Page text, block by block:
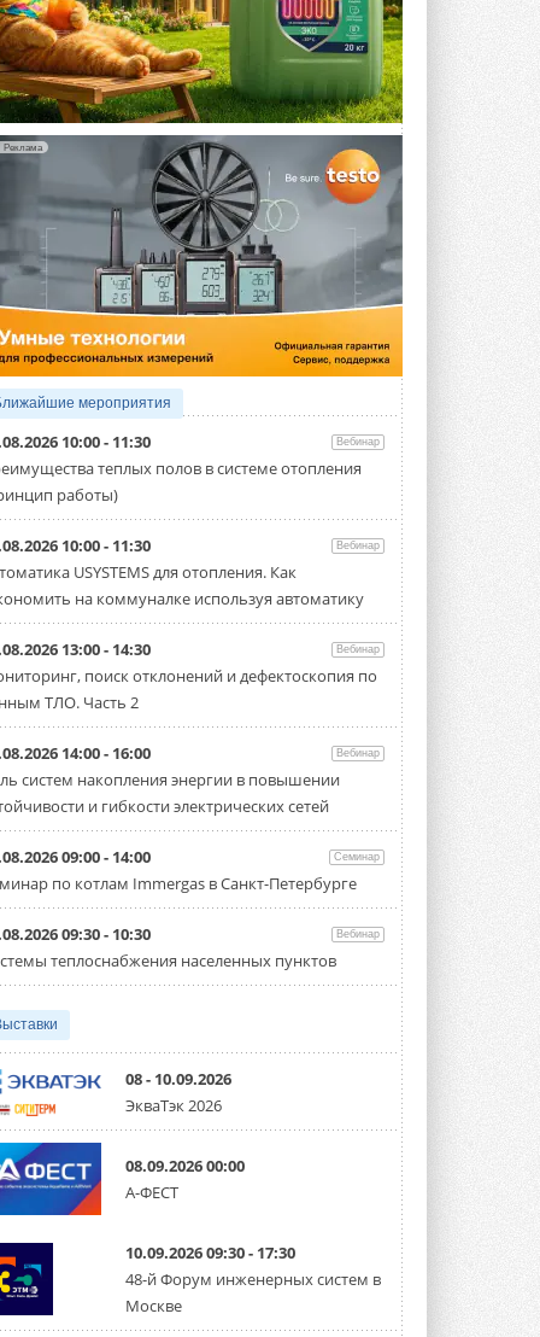
Гибридный тепловой насос PV/T
с одним общим испарителем
Исследователи предложили
конструкцию двухисточникового ...
5 АВГУСТА 2026
21-й ежегодный форум
«ЦОД-2026»
Мероприятие пройдет 2-3 сентября в
отеле Radisson Slavyanskaya. Форум
посетит более двух тысяч участников ...
5 АВГУСТА 2026
Китайская Shenling представила
линейку тепловых насосов
«воздух-вода» на R290
Серия ThermaX R290 All-In-One
включает три модели ...
4 АВГУСТА 2026
Тепловые насосы в связке с
накопителем снижают
потребление на 60%
Исследователи из Италии установили ...
«РУСКЛИМАТ Fest 2026» в Уфе
собрал свыше 700 профи
климатической отрасли
Организатором выступил торгово-
производственный холдинг ...
3 АВГУСТА 2026
«Датарк» испытал модульный
ЦОД с плотностью 54 кВт на
стойку
Испытания прошли на собственной
производственной площадке и были ...
Samsung выпускает VRF-
систему DVM на R32
Линейка включает семь типоразмеров
производительностью от 22,4 до 56 кВт.
Суммарная длина трубопроводов ...
3 АВГУСТА 2026
итоги конкурса студенческих
проектов «ТИМ-лидеры 2026»
стартует уже в сентябре 2026 года ...
3 АВГУСТА 2026
«Русклимат» укрепляет
партнёрство за Уралом
Омск с трёхдневным рабочим визитом ...
31 ИЮЛЯ 2026
Carrier модернизирует
Реклама
мероприятия
10:00 - 11:30 Вебинар
теплых полов в системе отопления
работы)
10:00 - 11:30 Вебинар
USYSTEMS для отопления. Как
на коммуналке используя автоматику
13:00 - 14:30 Вебинар
поиск отклонений и дефектоскопия по
ТЛО. Часть 2
14:00 - 16:00 Вебинар
систем накопления энергии в повышении
и гибкости электрических сетей
09:00 - 14:00 Семинар
по котлам Immergas в Санкт-Петербурге
09:30 - 10:30 Вебинар
теплоснабжения населенных пунктов
08 - 10.09.2026
ЭкваТэк 2026
08.09.2026 00:00
А-ФЕСТ
10.09.2026 09:30 - 17:30
48-й Форум инженерных систем в
Москве